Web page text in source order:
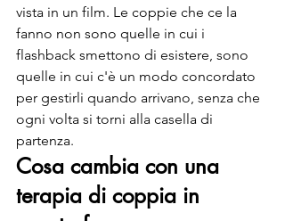
vista in un film. Le coppie che ce la
fanno non sono quelle in cui i
flashback smettono di esistere, sono
quelle in cui c'è un modo concordato
per gestirli quando arrivano, senza che
ogni volta si torni alla casella di
partenza.
Cosa cambia con una
terapia di coppia in